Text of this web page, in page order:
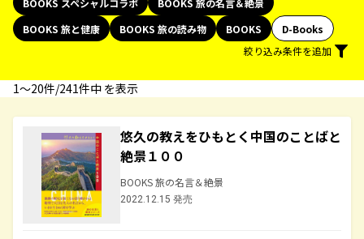
BOOKS 旅と健康
BOOKS 旅の読み物 BOOKS
D-Books
絞り込み条件を追加
1〜20件/241件中 を表示
悠久の教えをひもとく中国のことばと
絶景１００
BOOKS 旅の名言＆絶景
2022.12.15 発売